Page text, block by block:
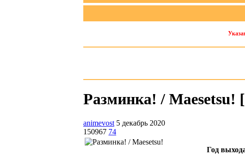
Разминка! / Maesetsu!
animevost 5 декабрь 2020
150967 74
Год